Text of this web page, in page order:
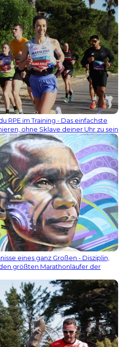
RPE im Training - Das einfachste
ohne Sklave deiner Uhr zu sein
eines ganz Großen - Disziplin,
größten Marathonläufer der